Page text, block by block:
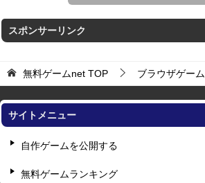
スポンサーリンク
無料ゲームnet TOP ブラウザゲーム
サイトメニュー
自作ゲームを公開する
無料ゲームランキング